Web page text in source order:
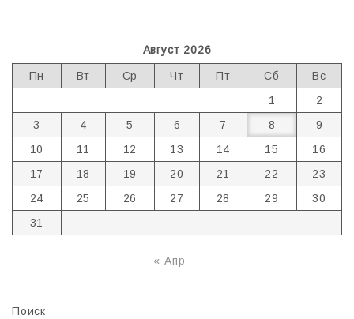
Август 2026
Пн Вт Ср Чт Пт Сб
Вс
1
2
3
4 5 6 7 8
9
10
11 12 13 14 15
16
17
18 19 20 21 22
23
24
25 26 27 28 29
30
31
« Апр
Поиск